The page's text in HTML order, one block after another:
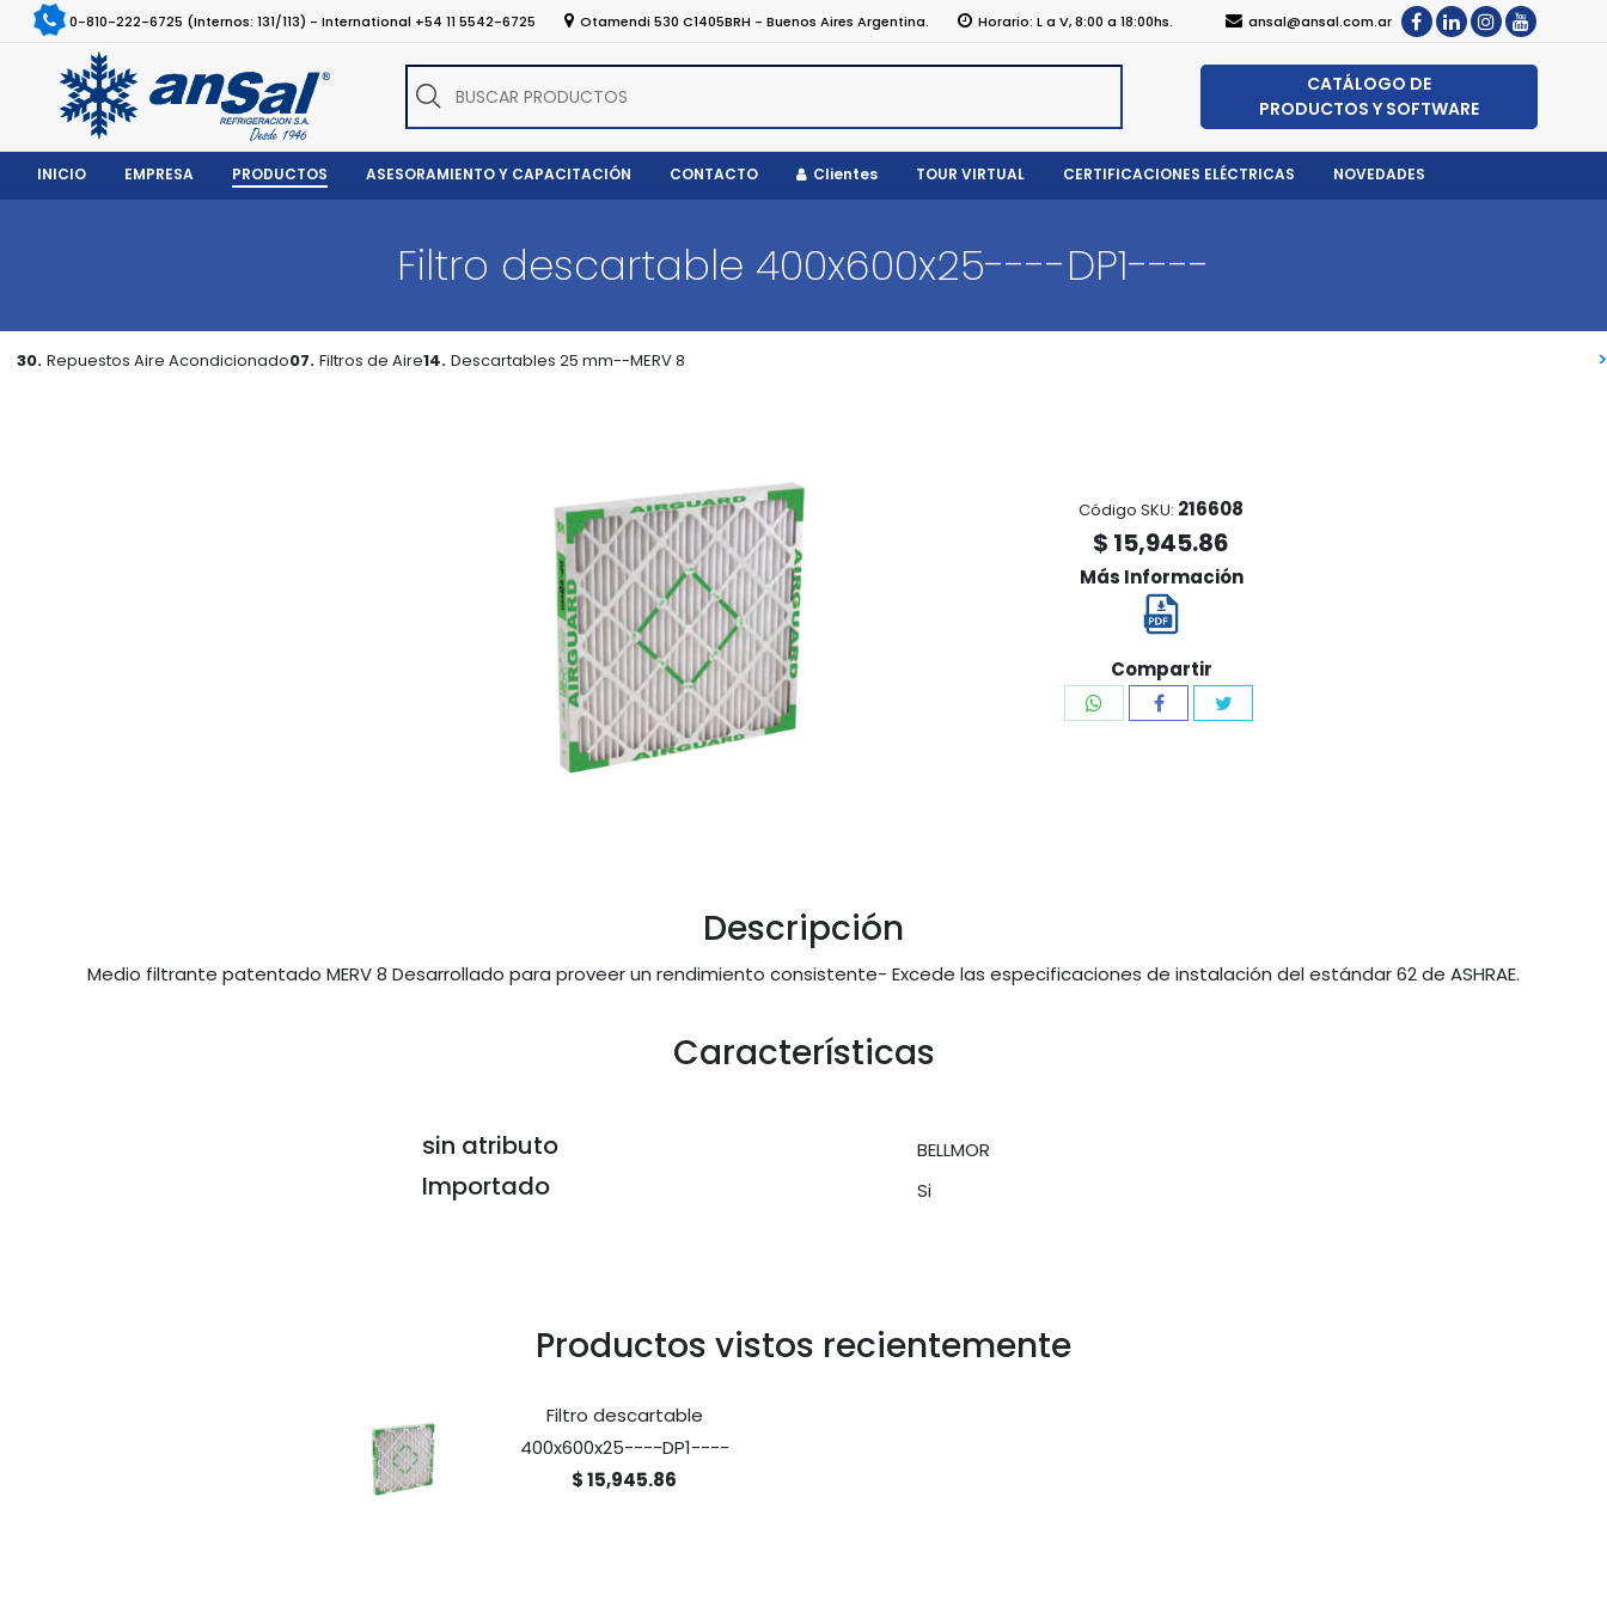
0-810-222-6725 (Internos: 131/113) - International +54 11 5542-6725 Otamendi 530 C1405BRH - Buenos Aires Argentina. Horario: L a V, 8:00 a 18:00hs. ansal@ansal.com.ar
CATÁLOGO DE
PRODUCTOS Y SOFTWARE
INICIO EMPRESA PRODUCTOS ASESORAMIENTO Y CAPACITACIÓN CONTACTO Clientes TOUR VIRTUAL CERTIFICACIONES ELÉCTRICAS NOVEDADES
Filtro descartable 400x600x25----DP1----
30. Repuestos Aire Acondicionado >
07. Filtros de Aire >
14. Descartables 25 mm--MERV 8
Código SKU: 216608
$ 15,945.86
Más Información
Compartir
Descripción
Medio filtrante patentado MERV 8 Desarrollado para proveer un rendimiento consistente- Excede las especificaciones de instalación del estándar 62 de ASHRAE.
Características
sin atributo BELLMOR
Importado Si
Productos vistos recientemente
Filtro descartable
400x600x25----DP1----
$ 15,945.86